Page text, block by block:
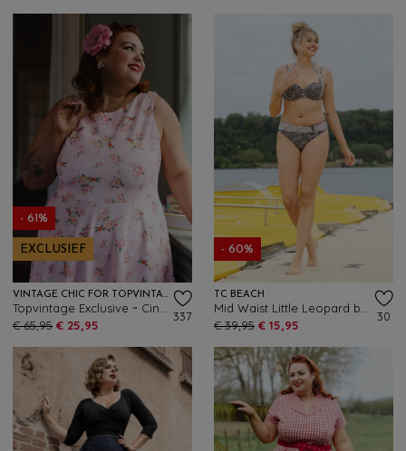
- 61%
EXCLUSIEF
VINTAGE CHIC FOR TOPVINTAGE
€ 65,95 € 25,95
337
- 60%
TC BEACH
€ 39,95 € 15,95
30